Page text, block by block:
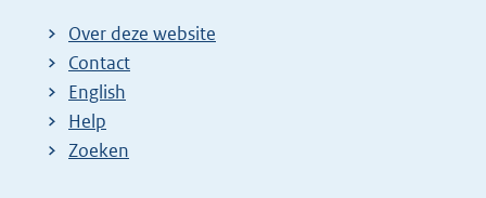
Over deze website
Contact
English
Help
Zoeken